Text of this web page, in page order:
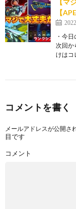
【マ
【
・今
次回か
けは
コメントを書く
メールアドレスが公開さ
目です
コメント